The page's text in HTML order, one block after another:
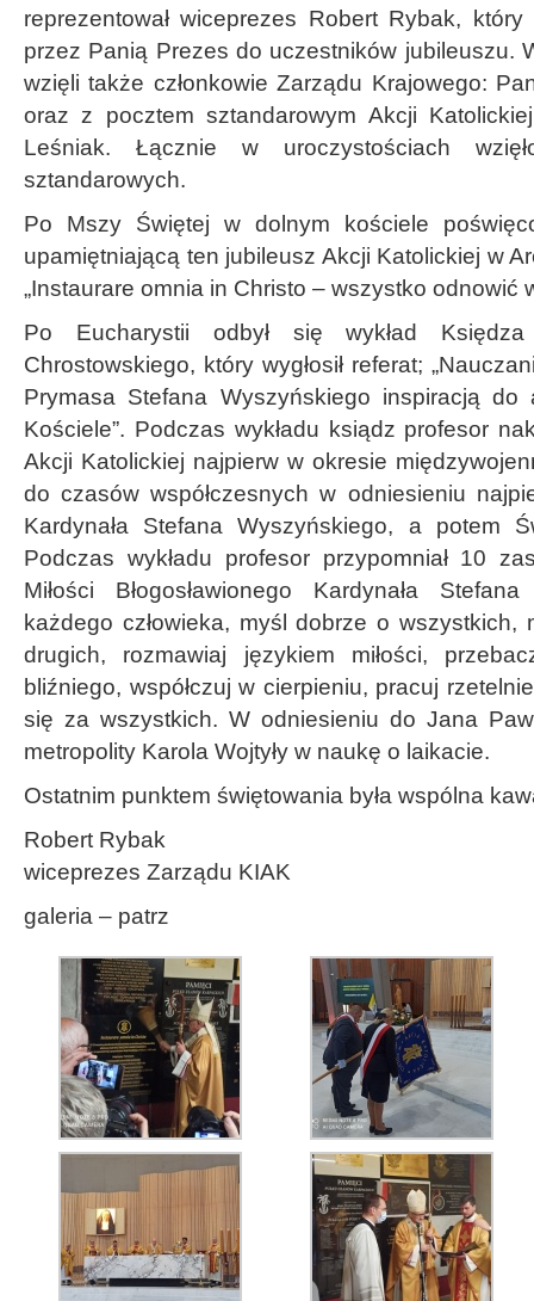
reprezentował wiceprezes Robert Rybak,
przez Panią Prezes do uczestników jubileuszu.
wzięli także członkowie Zarządu Krajowego:
oraz z pocztem sztandarowym Akcji
Leśniak. Łącznie w uroczystościach
sztandarowych.
Po Mszy Świętej w dolnym kościele
upamiętniającą ten jubileusz Akcji Katolickiej w
„Instaurare omnia in Christo – wszystko odnowić
Po Eucharystii odbył się wykład Księdza
Chrostowskiego, który wygłosił referat;
Prymasa Stefana Wyszyńskiego inspiracją do
Kościele”. Podczas wykładu ksiądz profesor
Akcji Katolickiej najpierw w okresie
do czasów współczesnych w odniesieniu
Kardynała Stefana Wyszyńskiego, a potem
Podczas wykładu profesor przypomniał 10
Miłości Błogosławionego Kardynała
każdego człowieka, myśl dobrze o wszystkich,
drugich, rozmawiaj językiem miłości,
bliźniego, współczuj w cierpieniu, pracuj
się za wszystkich. W odniesieniu do Jana
metropolity Karola Wojtyły w naukę o laikacie.
Ostatnim punktem świętowania była wspólna
Robert Rybak
wiceprezes Zarządu KIAK
galeria – patrz